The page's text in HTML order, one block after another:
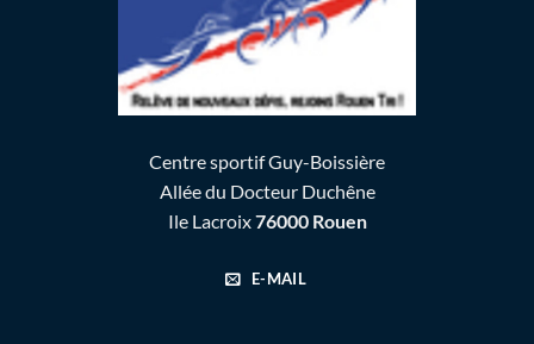
Centre sportif Guy-Boissière
Allée du Docteur Duchêne
Ile Lacroix76000 Rouen
E-MAIL